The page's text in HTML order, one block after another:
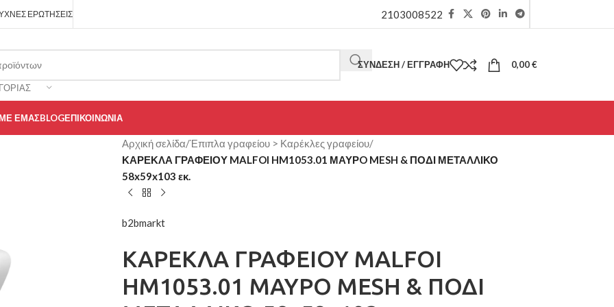
ΕΡΩΤΉΣΕΙΣ 2103008522
ΣΎΝΔΕΣΗ / ΕΓΓΡΑΦΉ 0,00€
ΕΜΆΣBLOGΕΠΙΚΟΙΝΩΝΊΑ
Αρχική σελίδα/Έπιπλα γραφείου > Καρέκλες γραφείου/
ΚΑΡΕΚΛΑ ΓΡΑΦΕΙΟΥ MALFOI HM1053.01 ΜΑΥΡO MESH & ΠΟΔΙ ΜΕΤΑΛΛΙΚΟ
58x59x103 εκ.
b2bmarkt
ΚΑΡΕΚΛΑ ΓΡΑΦΕΙΟΥ MALFOI
HM1053.01 ΜΑΥΡO MESH & ΠΟΔΙ